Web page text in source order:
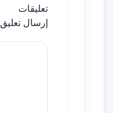
تعليقات
إرسال تعليق